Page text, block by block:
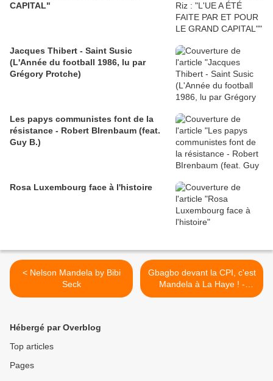
CAPITAL"
Jacques Thibert - Saint Susic
(L'Année du football 1986, lu par
Grégory Protche)
Les papys communistes font de la
résistance - Robert BIrenbaum (feat.
Guy B.)
Rosa Luxembourg face à l'histoire
< Nelson Mandela by Bibi
Seck
Gbagbo devant la CPI, c'est
Mandela à La Haye ! -
Michel Galy >
Hébergé par Overblog
Top articles
Pages